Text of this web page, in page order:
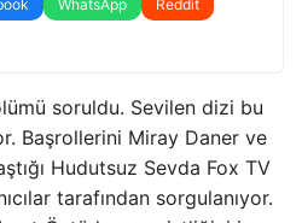
WhatsApp
Reddit
soruldu. Sevilen dizi bu
Başrollerini Miray Daner ve
Hudutsuz Sevda Fox TV
tarafından sorgulanıyor.